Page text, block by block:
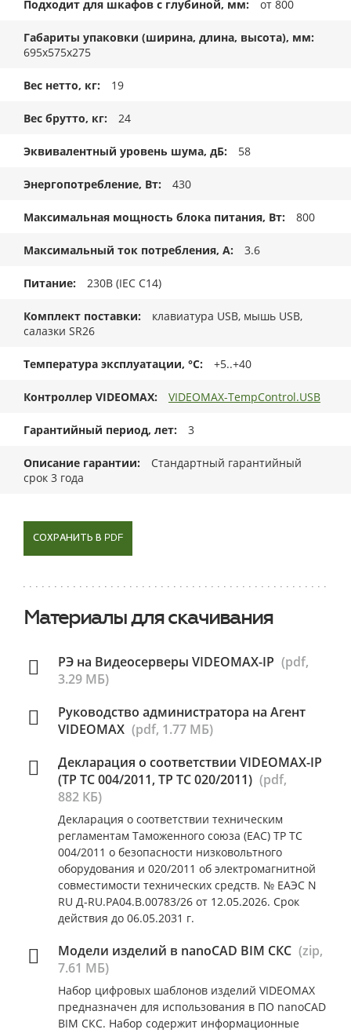
Подходит для шкафов с глубиной, мм от 800
Габариты упаковки (ширина, длина, высота), мм
695x575x275
Вес нетто, кг 19
Вес брутто, кг 24
Эквивалентный уровень шума, дБ 58
Энергопотребление, Вт 430
Максимальная мощность блока питания, Вт 800
Максимальный ток потребления, А 3.6
Питание 230В (IEC C14)
Комплект поставки
клавиатура USB, мышь USB,
салазки SR26
Температура эксплуатации, °C +5..+40
Контроллер VIDEOMAX VIDEOMAX-TempControl.USB
Гарантийный период, лет 3
Описание гарантии
Стандартный гарантийный
срок 3 года
СОХРАНИТЬ В PDF
Материалы для скачивания
РЭ на Видеосерверы VIDEOMAX-IP (pdf,
3.29 МБ)
Руководство администратора на Агент
VIDEOMAX (pdf, 1.77 МБ)
Декларация о соответствии VIDEOMAX-IP
(ТР ТС 004/2011, ТР ТС 020/2011) (pdf,
882 КБ)
Декларация о соответствии техническим
регламентам Таможенного союза (ЕАС) ТР ТС
004/2011 о безопасности низковольтного
оборудования и 020/2011 об электромагнитной
совместимости технических средств. № ЕАЭС N
RU Д-RU.РА04.В.00783/26 от 12.05.2026. Срок
действия до 06.05.2031 г.
Модели изделий в nanoCAD BIM СКС (zip,
7.61 МБ)
Набор цифровых шаблонов изделий VIDEOMAX
предназначен для использования в ПО nanoCAD
BIM СКС. Набор содержит информационные